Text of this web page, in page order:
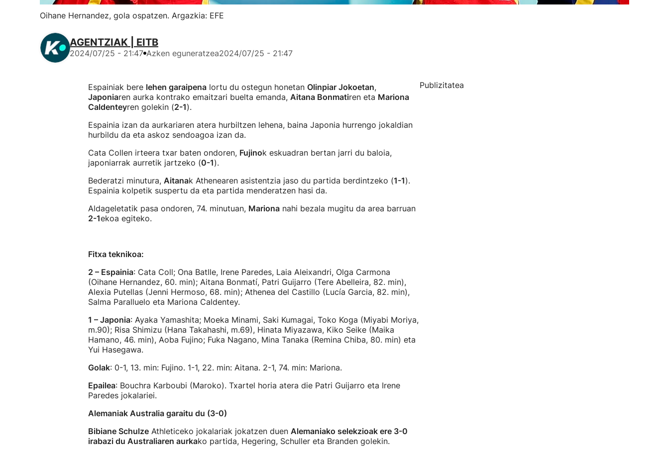
Oihane Hernandez, gola ospatzen. Argazkia: EFE
AGENTZIAK | EITB
2024/07/25 - 21:47 Azken eguneratzea2024/07/25 - 21:47
Espainiak bere lehen garaipena lortu du ostegun honetan Olinpiar Jokoetan,
Japoniaren aurka kontrako emaitzari buelta emanda, Aitana Bonmatiren eta Mariona
Caldenteyren golekin (2-1).
Espainia izan da aurkariaren atera hurbiltzen lehena, baina Japonia hurrengo jokaldian
hurbildu da eta askoz sendoagoa izan da.
Cata Collen irteera txar baten ondoren, Fujinok eskuadran bertan jarri du baloia,
japoniarrak aurretik jartzeko (0-1).
Bederatzi minutura, Aitanak Athenearen asistentzia jaso du partida berdintzeko (1-1).
Espainia kolpetik suspertu da eta partida menderatzen hasi da.
Aldageletatik pasa ondoren, 74. minutuan, Mariona nahi bezala mugitu da area barruan
2-1ekoa egiteko.
Fitxa teknikoa:
2 – Espainia: Cata Coll; Ona Batlle, Irene Paredes, Laia Aleixandri, Olga Carmona
(Oihane Hernandez, 60. min); Aitana Bonmatí, Patri Guijarro (Tere Abelleira, 82. min),
Alexia Putellas (Jenni Hermoso, 68. min); Athenea del Castillo (Lucía Garcia, 82. min),
Salma Paralluelo eta Mariona Caldentey.
1 – Japonia: Ayaka Yamashita; Moeka Minami, Saki Kumagai, Toko Koga (Miyabi Moriya,
m.90); Risa Shimizu (Hana Takahashi, m.69), Hinata Miyazawa, Kiko Seike (Maika
Hamano, 46. min), Aoba Fujino; Fuka Nagano, Mina Tanaka (Remina Chiba, 80. min) eta
Yui Hasegawa.
Golak: 0-1, 13. min: Fujino. 1-1, 22. min: Aitana. 2-1, 74. min: Mariona.
Epailea: Bouchra Karboubi (Maroko). Txartel horia atera die Patri Guijarro eta Irene
Paredes jokalariei.
Alemaniak Australia garaitu du (3-0)
Bibiane Schulze Athleticeko jokalariak jokatzen duen Alemaniako selekzioak ere 3-0
irabazi du Australiaren aurkako partida, Hegering, Schuller eta Branden golekin.
Publizitatea